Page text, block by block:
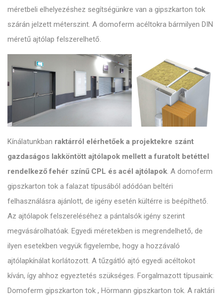
méretbeli elhelyezéshez segítségünkre van a gipszkarton tok
szárán jelzett méterszint. A domoferm acéltokra bármilyen DIN
méretű ajtólap felszerelhető.
Kínálatunkban raktárról elérhetőek a projektekre szánt
gazdaságos lakköntött ajtólapok mellett a furatolt betéttel
rendelkező fehér színű CPL és acél ajtólapok. A domoferm
gipszkarton tok a falazat típusából adódóan beltéri
felhasználásra ajánlott, de igény esetén kültérre is beépíthető.
Az ajtólapok felszereléséhez a pántalsók igény szerint
megvásárolhatóak. Egyedi méretekben is megrendelhető, de
ilyen esetekben vegyük figyelembe, hogy a hozzávaló
ajtólapkínálat korlátozott. A tűzgátló ajtó egyedi acéltokot
kíván, így ahhoz egyeztetés szükséges. Forgalmazott típusaink:
Domoferm gipszkarton tok , Hörmann gipszkarton tok. A raktári